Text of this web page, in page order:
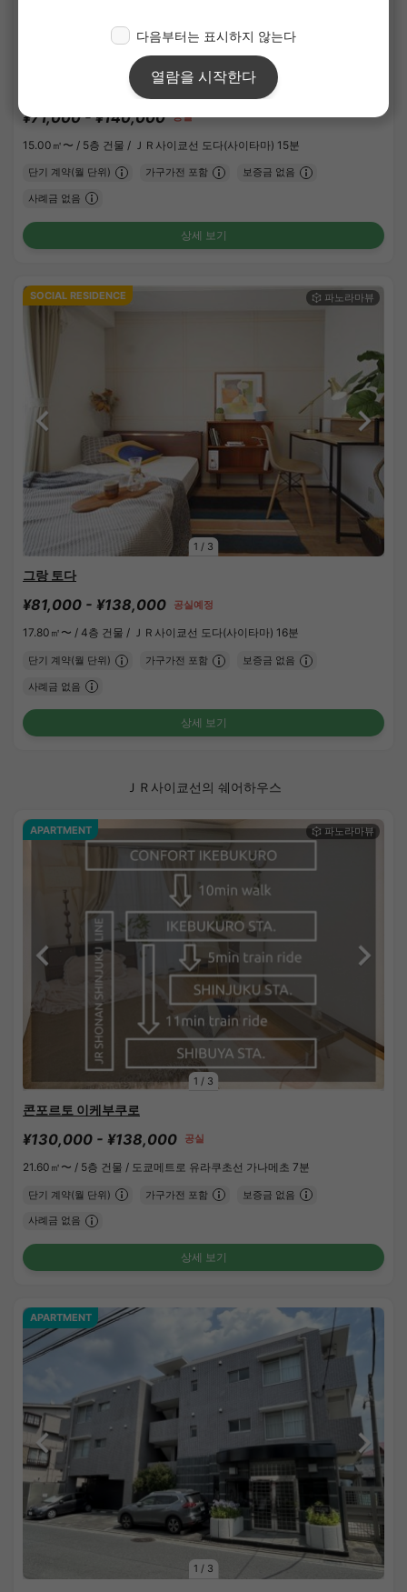
1/3
¥71,000 - ¥140,000 공실
15.00㎡〜 / 5층 건물 / ＪＲ사이쿄선 도다(사이타마) 15분
단기 계약(월 단위) 가구가전 포함 보증금 없음
사례금 없음
상세 보기
1 / 3
SOCIAL RESIDENCE
그랑 토다
¥81,000 - ¥138,000 공실예정
17.80㎡〜 / 4층 건물 / ＪＲ사이쿄선 도다(사이타마) 16분
단기 계약(월 단위) 가구가전 포함 보증금 없음
사례금 없음
상세 보기
ＪＲ사이쿄선의 쉐어하우스
1 / 3
APARTMENT
콘포르토 이케부쿠로
¥130,000 - ¥138,000 공실
21.60㎡〜 / 5층 건물 / 도쿄메트로 유라쿠초선 가나메초 7분
단기 계약(월 단위) 가구가전 포함 보증금 없음
사례금 없음
상세 보기
1 / 3
APARTMENT